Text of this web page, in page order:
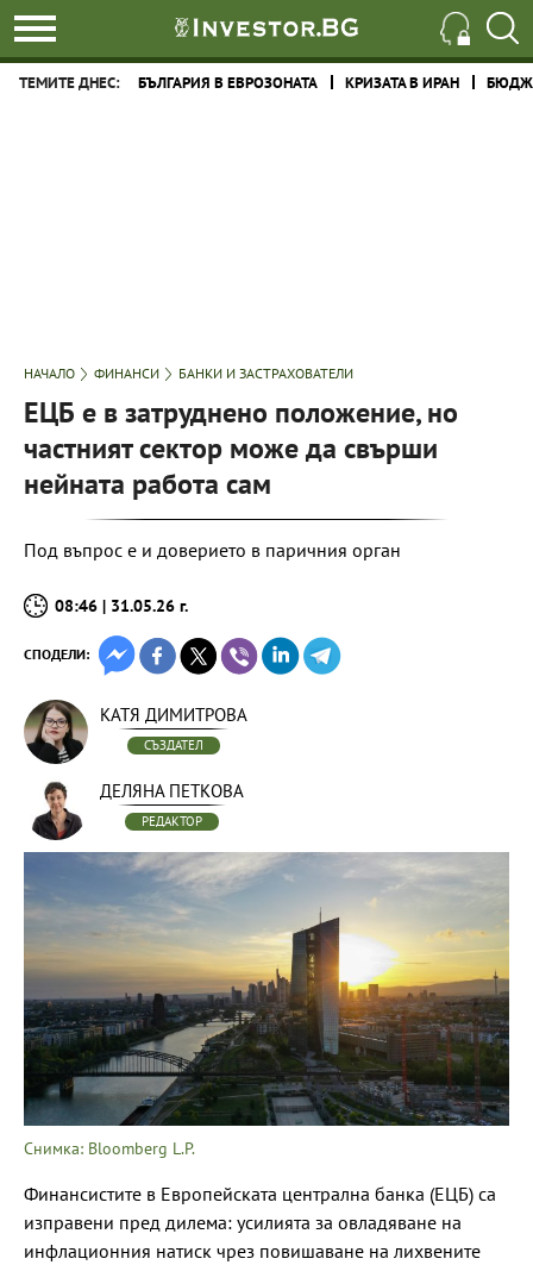
ТЕМИТЕ ДНЕС: БЪЛГАРИЯ В ЕВРОЗОНАТА КРИЗАТА В ИРАН
НАЧАЛО ФИНАНСИ БАНКИ И ЗАСТРАХОВАТЕЛИ
ЕЦБ е в затруднено положение, но
частният сектор може да свърши
нейната работа сам
Под въпрос е и доверието в паричния орган
08:46 | 31.05.26 г.
СПОДЕЛИ:
КАТЯ ДИМИТРОВА
СЪЗДАТЕЛ
ДЕЛЯНА ПЕТКОВА
РЕДАКТОР
Снимка: Bloomberg L.P.
Финансистите в Европейската централна банка (ЕЦБ) са
изправени пред дилема: усилията за овладяване на
инфлационния натиск чрез повишаване на лихвените